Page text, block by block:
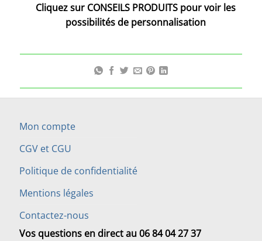
Cliquez sur CONSEILS PRODUITS pour voir les
possibilités de personnalisation
Mon compte
CGV et CGU
Politique de confidentialité
Mentions légales
Contactez-nous
Vos questions en direct au 06 84 04 27 37